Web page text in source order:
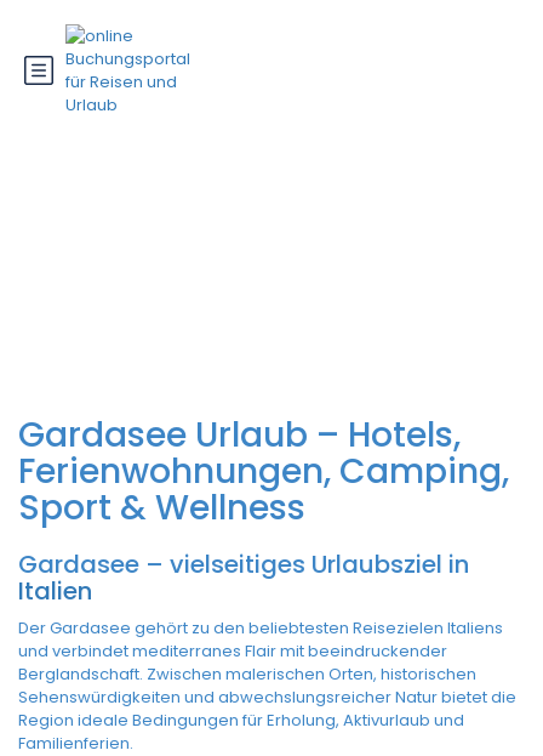
Gardasee Urlaub – Hotels,
Ferienwohnungen, Camping,
Sport & Wellness
Gardasee – vielseitiges Urlaubsziel in
Italien
Der Gardasee gehört zu den beliebtesten Reisezielen Italiens
und verbindet mediterranes Flair mit beeindruckender
Berglandschaft. Zwischen malerischen Orten, historischen
Sehenswürdigkeiten und abwechslungsreicher Natur bietet die
Region ideale Bedingungen für Erholung, Aktivurlaub und
Familienferien.